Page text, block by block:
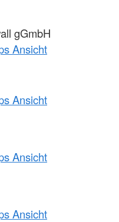
gGmbH
Ansicht
Ansicht
Ansicht
Ansicht